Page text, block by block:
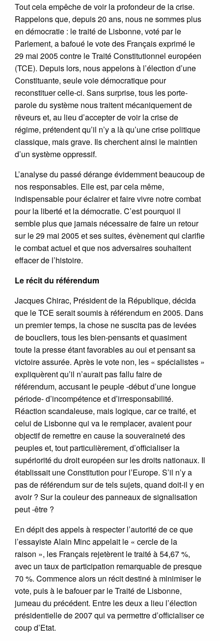
Tout cela empêche de voir la profondeur de la crise.
Rappelons que, depuis 20 ans, nous ne sommes plus
en démocratie : le traité de Lisbonne, voté par le
Parlement, a bafoué le vote des Français exprimé le
29 mai 2005 contre le Traité Constitutionnel européen
(TCE). Depuis lors, nous appelons à l’élection d’une
Constituante, seule voie démocratique pour
reconstituer celle-ci. Sans surprise, tous les porte-
parole du système nous traitent mécaniquement de
rêveurs et, au lieu d’accepter de voir la crise de
régime, prétendent qu’il n’y a là qu’une crise politique
classique, mais grave. Ils cherchent ainsi le maintien
d’un système oppressif.
L’analyse du passé dérange évidemment beaucoup de
nos responsables. Elle est, par cela même,
indispensable pour éclairer et faire vivre notre combat
pour la liberté et la démocratie. C’est pourquoi il
semble plus que jamais nécessaire de faire un retour
sur le 29 mai 2005 et ses suites, évènement qui clarifie
le combat actuel et que nos adversaires souhaitent
effacer de l’histoire.
Le récit du référendum
Jacques Chirac, Président de la République, décida
que le TCE serait soumis à référendum en 2005. Dans
un premier temps, la chose ne suscita pas de levées
de boucliers, tous les bien-pensants et quasiment
toute la presse étant favorables au oui et pensant sa
victoire assurée. Après le vote non, les « spécialistes »
expliquèrent qu’il n’aurait pas fallu faire de
référendum, accusant le peuple -début d’une longue
période- d’incompétence et d’irresponsabilité.
Réaction scandaleuse, mais logique, car ce traité, et
celui de Lisbonne qui va le remplacer, avaient pour
objectif de remettre en cause la souveraineté des
peuples et, tout particulièrement, d’officialiser la
supériorité du droit européen sur les droits nationaux. Il
établissait une Constitution pour l’Europe. S’il n’y a
pas de référendum sur de tels sujets, quand doit-il y en
avoir ? Sur la couleur des panneaux de signalisation
peut -être ?
En dépit des appels à respecter l’autorité de ce que
l’essayiste Alain Minc appelait le « cercle de la
raison », les Français rejetèrent le traité à 54,67 %,
avec un taux de participation remarquable de presque
70 %. Commence alors un récit destiné à minimiser le
vote, puis à le bafouer par le Traité de Lisbonne,
jumeau du précédent. Entre les deux a lieu l’élection
présidentielle de 2007 qui va permettre d’officialiser ce
coup d’Etat.